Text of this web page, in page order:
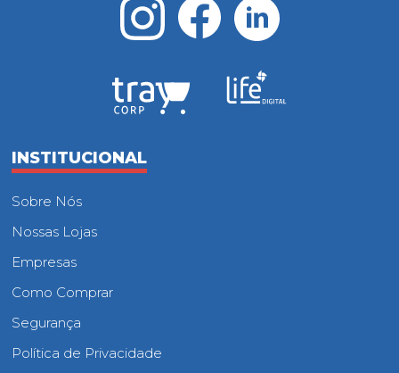
INSTITUCIONAL
Sobre Nós
Nossas Lojas
Empresas
Como Comprar
Segurança
Política de Privacidade